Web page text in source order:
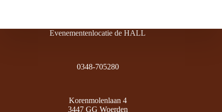
Evenementenlocatie de HALL
0348-705280
Korenmolenlaan 4
3447 GG Woerden